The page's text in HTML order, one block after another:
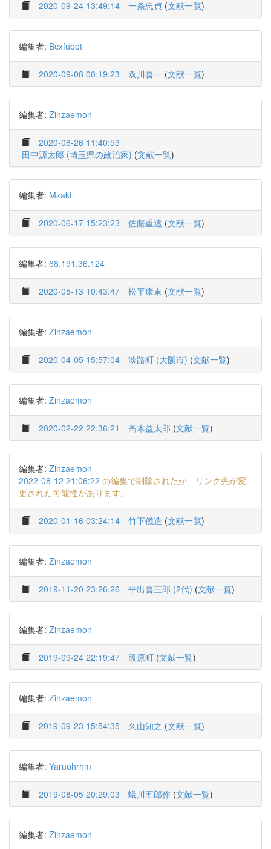
2020-09-24 13:49:14 一条忠貞 (文献一覧)
編集者: Bcxfubot
2020-09-08 00:19:23 双川喜一 (文献一覧)
編集者: Zinzaemon
2020-08-26 11:40:53
田中源太郎 (埼玉県の政治家) (文献一覧)
編集者: Mzaki
2020-06-17 15:23:23 佐藤重遠 (文献一覧)
編集者: 68.191.36.124
2020-05-13 10:43:47 松平康東 (文献一覧)
編集者: Zinzaemon
2020-04-05 15:57:04 淡路町 (大阪市) (文献一覧)
編集者: Zinzaemon
2020-02-22 22:36:21 高木益太郎 (文献一覧)
編集者: Zinzaemon
2022-08-12 21:06:22 の編集で削除されたか、リンク先が変
更された可能性があります。
2020-01-16 03:24:14 竹下儀造 (文献一覧)
編集者: Zinzaemon
2019-11-20 23:26:26 平出喜三郎 (2代) (文献一覧)
編集者: Zinzaemon
2019-09-24 22:19:47 段原町 (文献一覧)
編集者: Zinzaemon
2019-09-23 15:54:35 久山知之 (文献一覧)
編集者: Yaruohrhm
2019-08-05 20:29:03 蟻川五郎作 (文献一覧)
編集者: Zinzaemon